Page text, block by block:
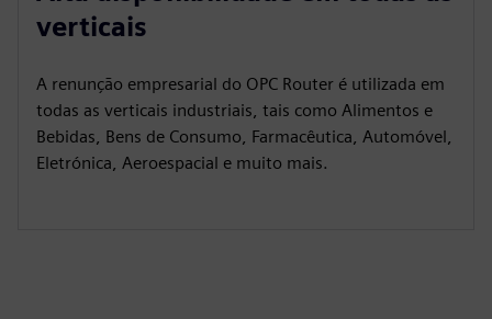
verticais
A renunção empresarial do OPC Router é utilizada em
todas as verticais industriais, tais como Alimentos e
Bebidas, Bens de Consumo, Farmacêutica, Automóvel,
Eletrónica, Aeroespacial e muito mais.